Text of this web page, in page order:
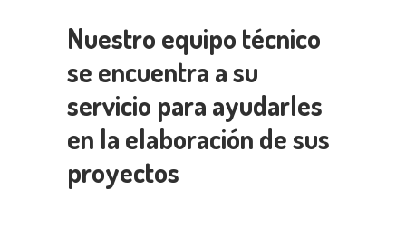
Nuestro equipo técnico
se encuentra a su
servicio para ayudarles
en la elaboración de sus
proyectos